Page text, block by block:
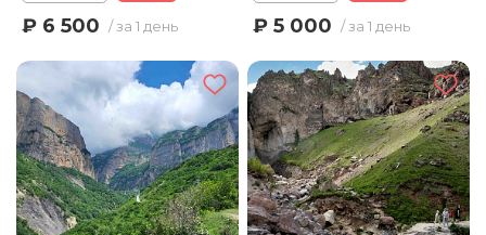
₽ 6 500 / за 1 день ₽ 5 000 / за 1 день